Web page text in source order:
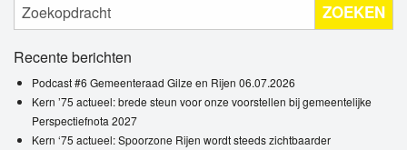
ZOEKEN
Recente berichten
Podcast #6 Gemeenteraad Gilze en Rijen 06.07.2026
Kern ’75 actueel: brede steun voor onze voorstellen bij gemeentelijke
Perspectiefnota 2027
Kern ‘75 actueel: Spoorzone Rijen wordt steeds zichtbaarder